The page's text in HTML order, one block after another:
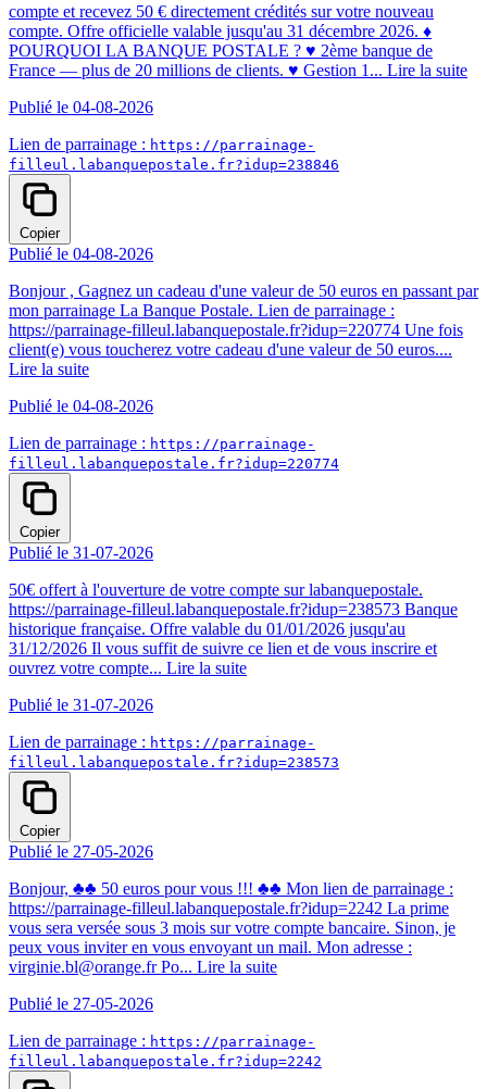
compte et recevez 50 € directement crédités sur votre nouveau
compte. Offre officielle valable jusqu'au 31 décembre 2026. ♦
POURQUOI LA BANQUE POSTALE ? ♥ 2ème banque de
France — plus de 20 millions de clients. ♥ Gestion 1... Lire la suite
Publié le 04-08-2026
Lien de parrainage : https://parrainage-
filleul.labanquepostale.fr?idup=238846
Copier
Publié le 04-08-2026
Bonjour , Gagnez un cadeau d'une valeur de 50 euros en passant par
mon parrainage La Banque Postale. Lien de parrainage :
https://parrainage-filleul.labanquepostale.fr?idup=220774 Une fois
client(e) vous toucherez votre cadeau d'une valeur de 50 euros....
Lire la suite
Publié le 04-08-2026
Lien de parrainage : https://parrainage-
filleul.labanquepostale.fr?idup=220774
Copier
Publié le 31-07-2026
50€ offert à l'ouverture de votre compte sur labanquepostale.
https://parrainage-filleul.labanquepostale.fr?idup=238573 Banque
historique française. Offre valable du 01/01/2026 jusqu'au
31/12/2026 Il vous suffit de suivre ce lien et de vous inscrire et
ouvrez votre compte... Lire la suite
Publié le 31-07-2026
Lien de parrainage : https://parrainage-
filleul.labanquepostale.fr?idup=238573
Copier
Publié le 27-05-2026
Bonjour, ♣♣ 50 euros pour vous !!! ♣♣ Mon lien de parrainage :
https://parrainage-filleul.labanquepostale.fr?idup=2242 La prime
vous sera versée sous 3 mois sur votre compte bancaire. Sinon, je
peux vous inviter en vous envoyant un mail. Mon adresse :
virginie.bl@orange.fr Po... Lire la suite
Publié le 27-05-2026
Lien de parrainage : https://parrainage-
filleul.labanquepostale.fr?idup=2242